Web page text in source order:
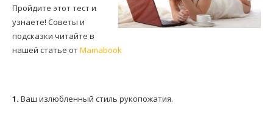
Пройдите этот тест и
узнаете! Советы и
подсказки читайте в
нашей статье отMamabook
1. Ваш излюбленный стиль рукопожатия.